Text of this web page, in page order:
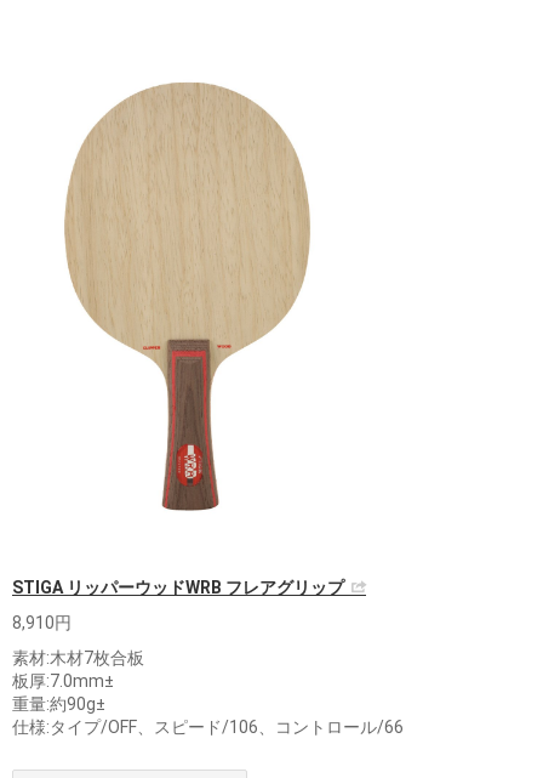
STIGA リッパーウッドWRB フレアグリップ
8,910円
素材:木材7枚合板
板厚:7.0mm±
重量:約90g±
仕様:タイプ/OFF、スピード/106、コントロール/66